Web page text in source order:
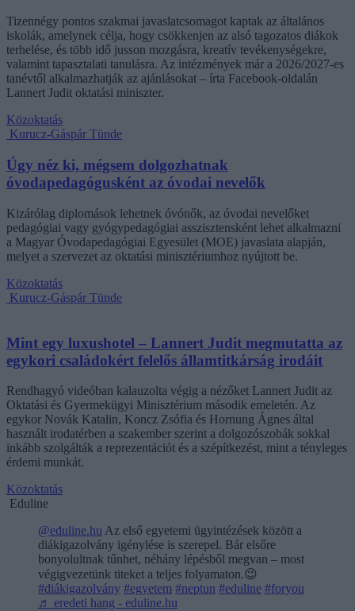
Tizennégy pontos szakmai javaslatcsomagot kaptak az általános
iskolák, amelynek célja, hogy csökkenjen az alsó tagozatos diákok
terhelése, és több idő jusson mozgásra, kreatív tevékenységekre,
valamint tapasztalati tanulásra. Az intézmények már a 2026/2027-es
tanévtől alkalmazhatják az ajánlásokat – írta Facebook-oldalán
Lannert Judit oktatási miniszter.
Közoktatás
Kurucz-Gáspár Tünde
Úgy néz ki, mégsem dolgozhatnak
óvodapedagógusként az óvodai nevelők
Kizárólag diplomások lehetnek óvónők, az óvodai nevelőket
pedagógiai vagy gyógypedagógiai asszisztensként lehet alkalmazni
a Magyar Óvodapedagógiai Egyesület (MOE) javaslata alapján,
melyet a szervezet az oktatási minisztériumhoz nyújtott be.
Közoktatás
Kurucz-Gáspár Tünde
Mint egy luxushotel – Lannert Judit megmutatta az
egykori családokért felelős államtitkárság irodáit
Rendhagyó videóban kalauzolta végig a nézőket Lannert Judit az
Oktatási és Gyermekügyi Minisztérium második emeletén. Az
egykor Novák Katalin, Koncz Zsófia és Hornung Ágnes által
használt irodatérben a szakember szerint a dolgozószobák sokkal
inkább szolgálták a reprezentációt és a szépítkezést, mint a tényleges
érdemi munkát.
Közoktatás
Eduline
@eduline.hu Az első egyetemi ügyintézések között a
diákigazolvány igénylése is szerepel. Bár elsőre
bonyolultnak tűnhet, néhány lépésből megvan – most
végigvezetünk titeket a teljes folyamaton.😉
#diákigazolvány #egyetem #neptun #eduline #foryou
♬ eredeti hang - eduline.hu